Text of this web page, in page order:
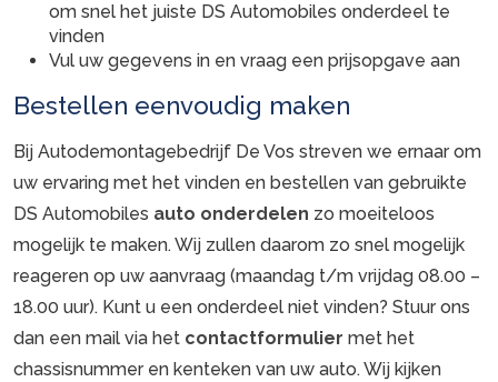
om snel het juiste DS Automobiles onderdeel te
vinden
Vul uw gegevens in en vraag een prijsopgave aan
Bestellen eenvoudig maken
Bij Autodemontagebedrijf De Vos streven we ernaar om
uw ervaring met het vinden en bestellen van gebruikte
DS Automobiles auto onderdelen zo moeiteloos
mogelijk te maken. Wij zullen daarom zo snel mogelijk
reageren op uw aanvraag (maandag t/m vrijdag 08.00 –
18.00 uur). Kunt u een onderdeel niet vinden? Stuur ons
dan een mail via het contactformulier met het
chassisnummer en kenteken van uw auto. Wij kijken